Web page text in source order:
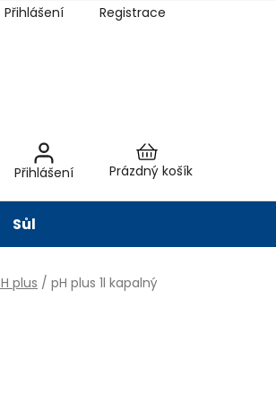
Slovník pojmů Péče o vodu
Přihlášení Registrace
Přihlášení
Nákupní
Prázdný košík
Sůl
plus / pH plus 1l kapalný